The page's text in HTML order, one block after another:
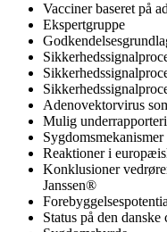
Vacciner baseret på
Ekspertgruppe
Adenovektorvirus
Mulig
Reaktioner i
Konklusioner
Janssen®
Status på den